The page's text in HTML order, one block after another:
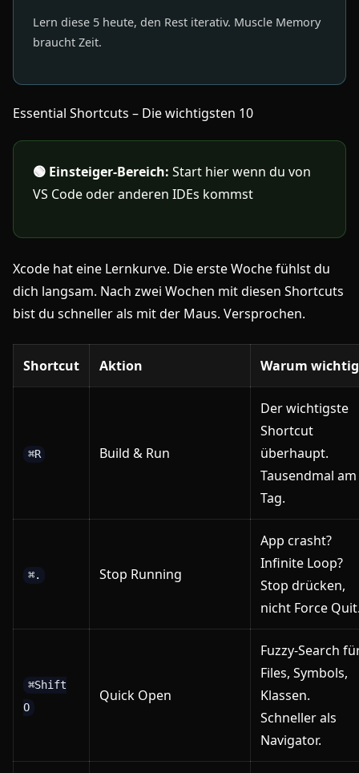
Lern diese 5 heute, den Rest iterativ. Muscle Memory
braucht Zeit.
Essential Shortcuts – Die wichtigsten 10
🟢 Einsteiger-Bereich: Start hier wenn du von
VS Code oder anderen IDEs kommst
Xcode hat eine Lernkurve. Die erste Woche fühlst du
dich langsam. Nach zwei Wochen mit diesen Shortcuts
bist du schneller als mit der Maus. Versprochen.
Shortcut Aktion Warum wichtig
⌘R Build & Run
Der wichtigste
Shortcut
überhaupt.
Tausendmal am
Tag.
⌘. Stop Running
App crasht?
Infinite Loop?
Stop drücken,
nicht Force
⌘Shift
O
Quick Open
Fuzzy-Search
Files, Symbols,
Klassen.
Schneller als
Navigator.